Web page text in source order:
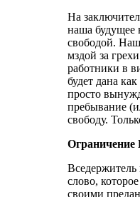
На
наша будущее
свободой.
мздой за
работники в
будет дана
просто
пребывание
свободу.
Ограничение
слово,
своими